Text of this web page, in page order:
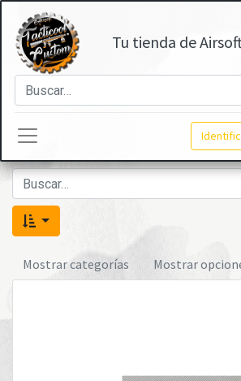
Tu tienda de
Mostrar categorías Mostrar